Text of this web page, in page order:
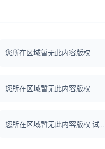
您所在区域暂无此内容版权
您所在区域暂无此内容版权
您所在区域暂无此内容版权 试了一下UNBLOCKCN，真好用。